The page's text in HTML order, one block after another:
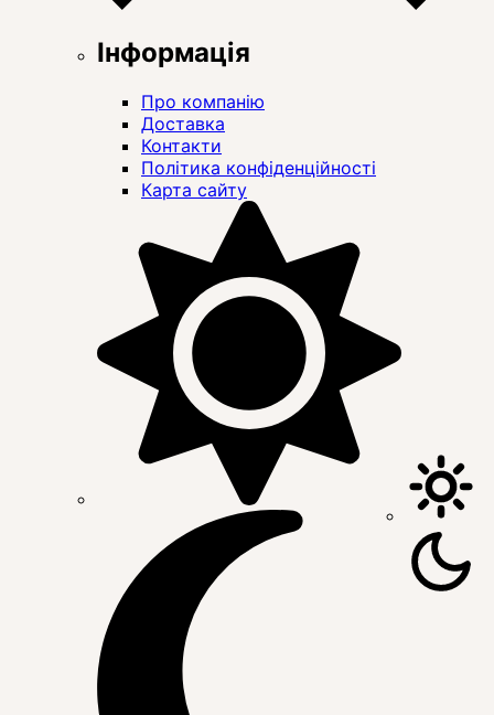
Інформація
Про компанію
Доставка
Контакти
Політика конфіденційності
Карта сайту